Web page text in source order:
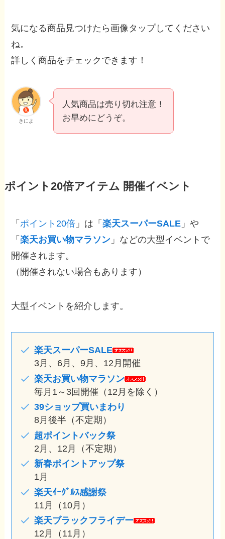
気になる商品見つけたら画像タップしてください
ね。
詳しく商品をチェックできます！
きによ
人気商品は売り切れ注意！
お早めにどうぞ。
ポイント20倍アイテム 開催イベント
「ポイント20倍 」は「楽天スーパーSALE 」や
「楽天お買い物マラソン 」などの大型イベントで
開催されます。
（開催されない場合もあります）
大型イベントを紹介します。
楽天スーパーSALE
3月、6月、9月、12月開催
楽天お買い物マラソン
毎月1～3回開催（12月を除く）
39ショップ買いまわり
8月後半 （不定期）
超ポイントバック祭
2月、12月
（不定期）
新春ポイントアップ祭
1月
楽天ｲｰｸﾞﾙｽ感謝祭
11月（10月）
楽天ブラックフライデー
12月
（11月）